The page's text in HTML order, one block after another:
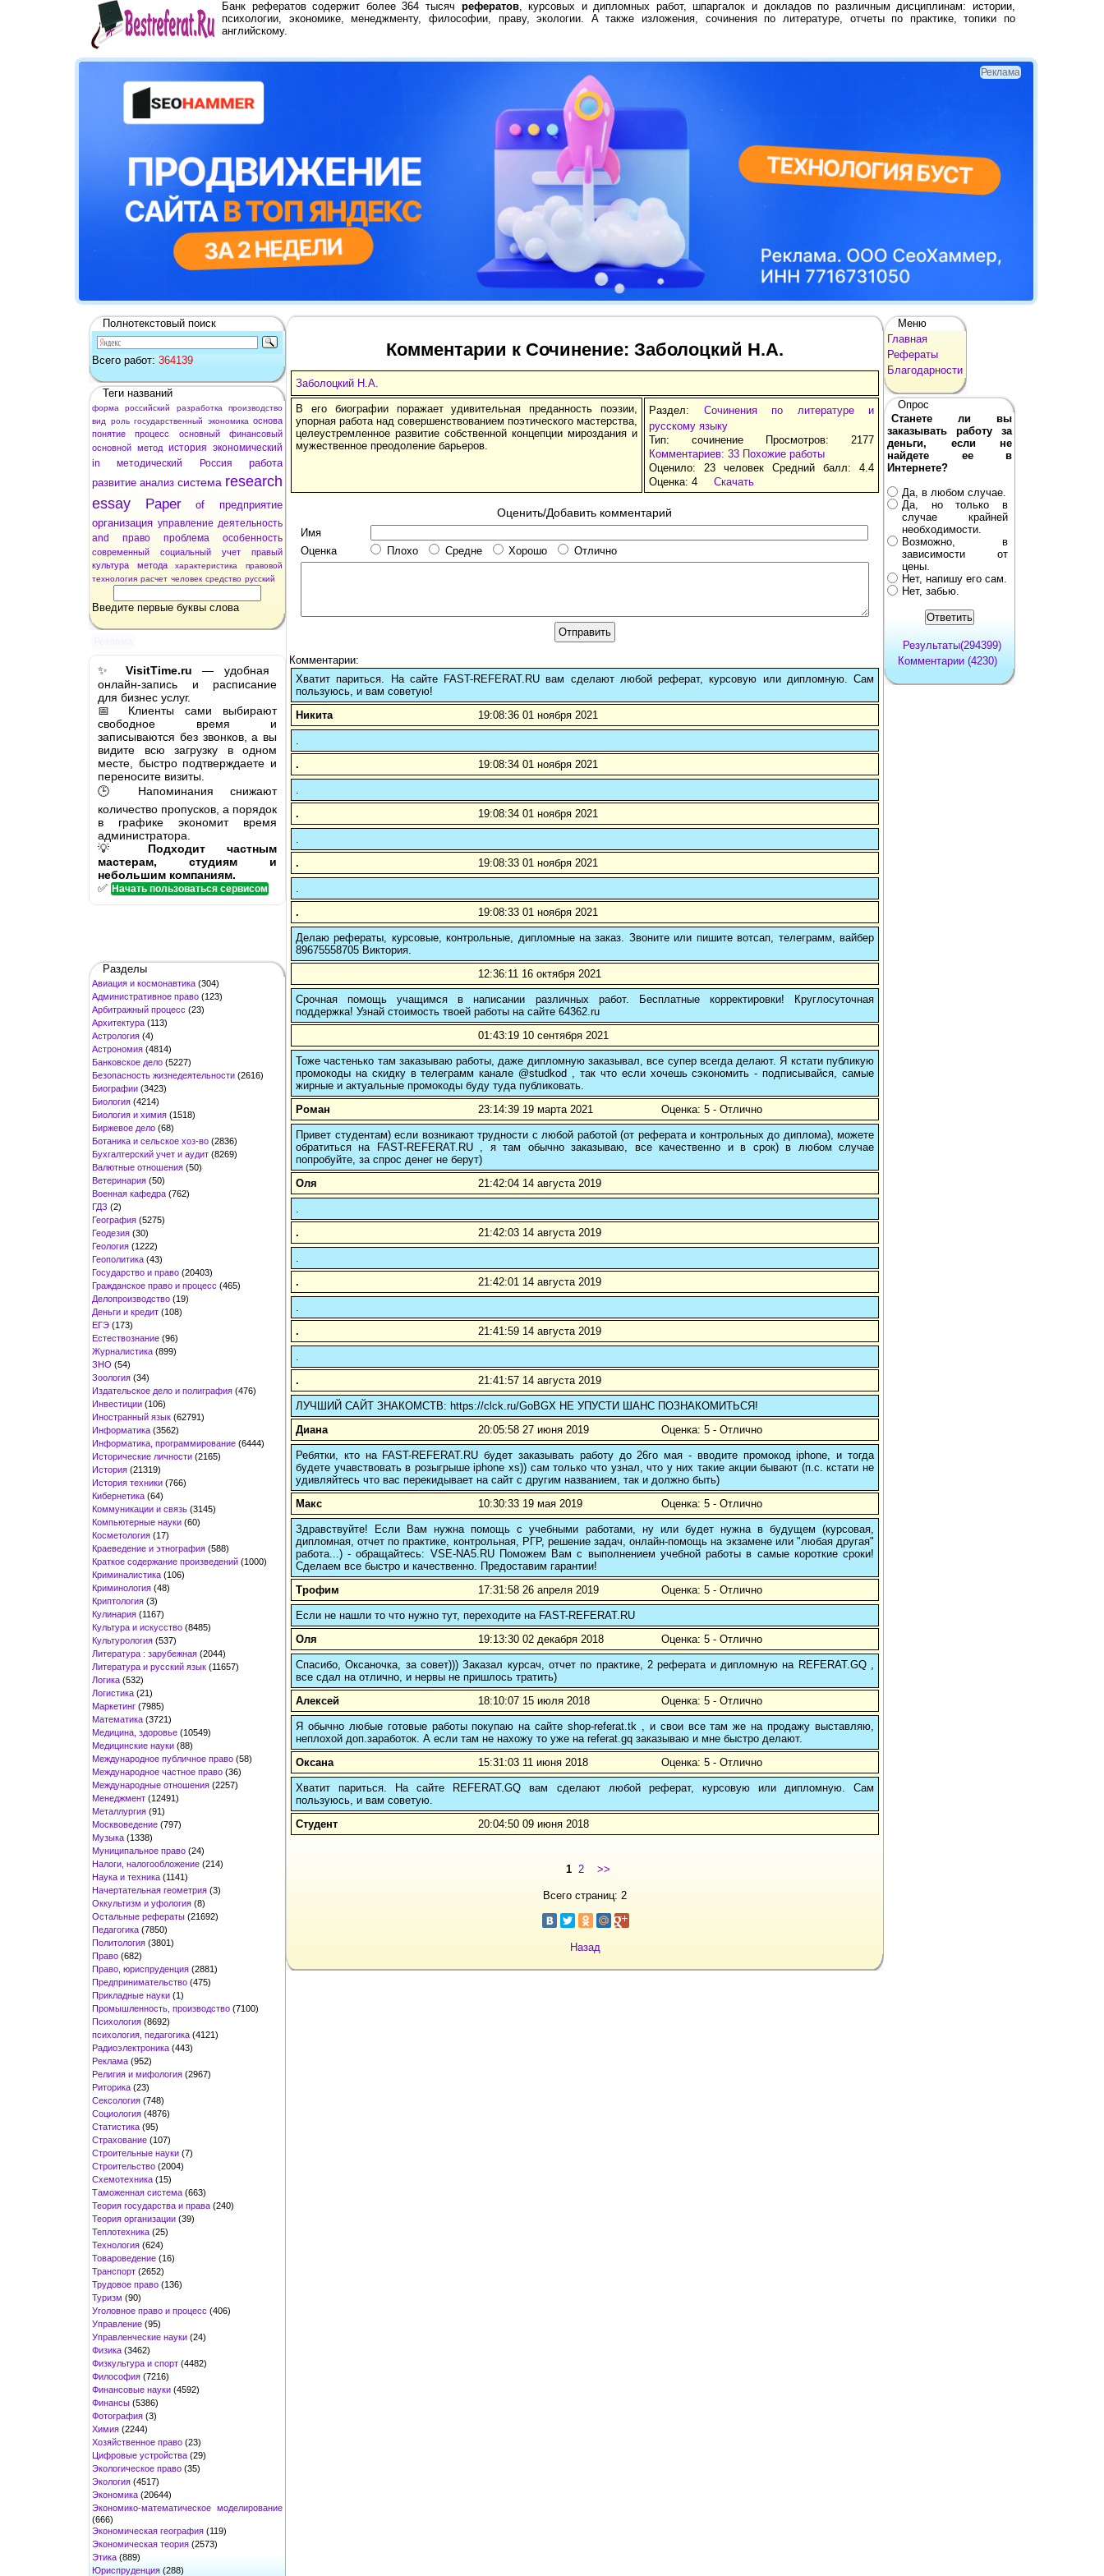
Банк рефератов содержит более 364 тысяч рефератов, курсовых и дипломных работ, шпаргалок и докладов по различным дисциплинам: истории,
психологии, экономике, менеджменту, философии, праву, экологии. А также изложения, сочинения по литературе, отчеты по практике, топики по
английскому.
Реклама
Полнотекстовый поиск
Всего работ: 364139
Теги названий
форма российский разработка
производство
вид
роль государственный экономика основа
понятие
процесс основный
финансовый
основной метод история экономический
in
методический Россия
работа
развитие анализ система research
essay
Paper of
предприятие
организация управление деятельность
and
право проблема особенность
современный социальный учет
правый
культура
метода характеристика
правовой
технология расчет человек средство русский
Введите первые буквы слова
✨ VisitTime.ru — удобная
онлайн-запись и расписание
для бизнес услуг.
📅 Клиенты сами выбирают
свободное время и
записываются без звонков, а вы
видите всю загрузку в одном
месте, быстро подтверждаете и
переносите визиты.
🕒 Напоминания снижают
количество пропусков, а порядок
в графике экономит время
администратора.
💡 Подходит частным
мастерам, студиям и
небольшим компаниям.
✅ Начать пользоваться сервисом
Разделы
Авиация и космонавтика (304)
Административное право (123)
Арбитражный процесс (23)
Архитектура (113)
Астрология (4)
Астрономия (4814)
Банковское дело (5227)
Безопасность жизнедеятельности (2616)
Биографии (3423)
Биология (4214)
Биология и химия (1518)
Биржевое дело (68)
Ботаника и сельское хоз-во (2836)
Бухгалтерский учет и аудит (8269)
Валютные отношения (50)
Ветеринария (50)
Военная кафедра (762)
ГДЗ (2)
География (5275)
Геодезия (30)
Геология (1222)
Геополитика (43)
Государство и право (20403)
Гражданское право и процесс (465)
Делопроизводство (19)
Деньги и кредит (108)
ЕГЭ (173)
Естествознание (96)
Журналистика (899)
ЗНО (54)
Зоология (34)
Издательское дело и полиграфия (476)
Инвестиции (106)
Иностранный язык (62791)
Информатика (3562)
Информатика, программирование (6444)
Исторические личности (2165)
История (21319)
История техники (766)
Кибернетика (64)
Коммуникации и связь (3145)
Компьютерные науки (60)
Косметология (17)
Краеведение и этнография (588)
Краткое содержание произведений (1000)
Криминалистика (106)
Криминология (48)
Криптология (3)
Кулинария (1167)
Культура и искусство (8485)
Культурология (537)
Литература : зарубежная (2044)
Литература и русский язык (11657)
Логика (532)
Логистика (21)
Маркетинг (7985)
Математика (3721)
Медицина, здоровье (10549)
Медицинские науки (88)
Международное публичное право (58)
Международное частное право (36)
Международные отношения (2257)
Менеджмент (12491)
Металлургия (91)
Москвоведение (797)
Музыка (1338)
Муниципальное право (24)
Налоги, налогообложение (214)
Наука и техника (1141)
Начертательная геометрия (3)
Оккультизм и уфология (8)
Остальные рефераты (21692)
Педагогика (7850)
Политология (3801)
Право (682)
Право, юриспруденция (2881)
Предпринимательство (475)
Прикладные науки (1)
Промышленность, производство (7100)
Психология (8692)
психология, педагогика (4121)
Радиоэлектроника (443)
Реклама (952)
Религия и мифология (2967)
Риторика (23)
Сексология (748)
Социология (4876)
Статистика (95)
Страхование (107)
Строительные науки (7)
Строительство (2004)
Схемотехника (15)
Таможенная система (663)
Теория государства и права (240)
Теория организации (39)
Теплотехника (25)
Технология (624)
Товароведение (16)
Транспорт (2652)
Трудовое право (136)
Туризм (90)
Уголовное право и процесс (406)
Управление (95)
Управленческие науки (24)
Физика (3462)
Физкультура и спорт (4482)
Философия (7216)
Финансовые науки (4592)
Финансы (5386)
Фотография (3)
Химия (2244)
Хозяйственное право (23)
Цифровые устройства (29)
Экологическое право (35)
Экология (4517)
Экономика (20644)
Экономико-математическое моделирование
(666)
Экономическая география (119)
Экономическая теория (2573)
Этика (889)
Юриспруденция (288)
Комментарии к Сочинение: Заболоцкий Н.А.
Заболоцкий Н.А.
В его биографии поражает удивительная преданность поэзии,
упорная работа над совершенствованием поэтического мастерства,
целеустремленное развитие собственной концепции мироздания и
мужественное преодоление барьеров.
Раздел: Сочинения по литературе и
русскому языку
Тип: сочинение Просмотров: 2177
Комментариев: 33 Похожие работы
Оценило: 23 человек Средний балл: 4.4
Оценка: 4 Скачать
Оценить/Добавить комментарий
Имя
Оценка
Плохо Средне Хорошо Отлично
Комментарии:
Хватит париться. На сайте FAST-REFERAT.RU вам сделают любой реферат, курсовую или дипломную. Сам
пользуюсь, и вам советую!
Никита
19:08:36 01 ноября 2021
.
.
19:08:34 01 ноября 2021
.
.
19:08:34 01 ноября 2021
.
.
19:08:33 01 ноября 2021
.
.
19:08:33 01 ноября 2021
Делаю рефераты, курсовые, контрольные, дипломные на заказ. Звоните или пишите вотсап, телеграмм, вайбер
89675558705 Виктория.
12:36:11 16 октября 2021
Срочная помощь учащимся в написании различных работ. Бесплатные корректировки! Круглосуточная
поддержка! Узнай стоимость твоей работы на сайте 64362.ru
01:43:19 10 сентября 2021
Тоже частенько там заказываю работы, даже дипломную заказывал, все супер всегда делают. Я кстати публикую
промокоды на скидку в телеграмм канале @studkod , так что если хочешь сэкономить - подписывайся, самые
жирные и актуальные промокоды буду туда публиковать.
Роман
23:14:39 19 марта 2021 Оценка: 5 - Отлично
Привет студентам) если возникают трудности с любой работой (от реферата и контрольных до диплома), можете
обратиться на FAST-REFERAT.RU , я там обычно заказываю, все качественно и в срок) в любом случае
попробуйте, за спрос денег не берут)
Оля
21:42:04 14 августа 2019
.
.
21:42:03 14 августа 2019
.
.
21:42:01 14 августа 2019
.
.
21:41:59 14 августа 2019
.
.
21:41:57 14 августа 2019
ЛУЧШИЙ САЙТ ЗНАКОМСТВ: https://clck.ru/GoBGX НЕ УПУСТИ ШАНС ПОЗНАКОМИТЬСЯ!
Диана
20:05:58 27 июня 2019 Оценка: 5 - Отлично
Ребятки, кто на FAST-REFERAT.RU будет заказывать работу до 26го мая - вводите промокод iphone, и тогда
будете учавствовать в розыгрыше iphone xs)) сам только что узнал, что у них такие акции бывают (п.с. кстати не
удивляйтесь что вас перекидывает на сайт с другим названием, так и должно быть)
Макс
10:30:33 19 мая 2019 Оценка: 5 - Отлично
Здравствуйте! Если Вам нужна помощь с учебными работами, ну или будет нужна в будущем (курсовая,
дипломная, отчет по практике, контрольная, РГР, решение задач, онлайн-помощь на экзамене или "любая другая"
работа...) - обращайтесь: VSE-NA5.RU Поможем Вам с выполнением учебной работы в самые короткие сроки!
Сделаем все быстро и качественно. Предоставим гарантии!
Трофим
17:31:58 26 апреля 2019 Оценка: 5 - Отлично
Если не нашли то что нужно тут, переходите на FAST-REFERAT.RU
Оля
19:13:30 02 декабря 2018 Оценка: 5 - Отлично
Спасибо, Оксаночка, за совет))) Заказал курсач, отчет по практике, 2 реферата и дипломную на REFERAT.GQ ,
все сдал на отлично, и нервы не пришлось тратить)
Алексей
18:10:07 15 июля 2018 Оценка: 5 - Отлично
Я обычно любые готовые работы покупаю на сайте shop-referat.tk , и свои все там же на продажу выставляю,
неплохой доп.заработок. А если там не нахожу то уже на referat.gq заказываю и мне быстро делают.
Оксана
15:31:03 11 июня 2018 Оценка: 5 - Отлично
Хватит париться. На сайте REFERAT.GQ вам сделают любой реферат, курсовую или дипломную. Сам
пользуюсь, и вам советую.
Студент
20:04:50 09 июня 2018
1 2 >>
Всего страниц: 2
Назад
Меню
Главная
Рефераты
Благодарности
Опрос
Станете ли вы
заказывать работу за
деньги, если не
найдете ее в
Интернете?
Да, в любом случае.
Да, но только в
случае крайней
необходимости.
Возможно, в
зависимости от
цены.
Нет, напишу его сам.
Нет, забью.
Результаты(294399)
Комментарии (4230)